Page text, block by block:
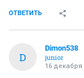
ОТВЕТИТЬ
D
Dimon538
junior
16 декабря